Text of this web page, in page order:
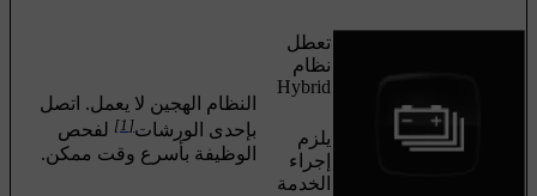
تعطل
نظام
Hybrid
يلزم
إجراء
الخدمة
النظام الهجين لا يعمل. اتصل
بإحدى الورشات[1]
لفحص
الوظيفة بأسرع وقت ممكن.